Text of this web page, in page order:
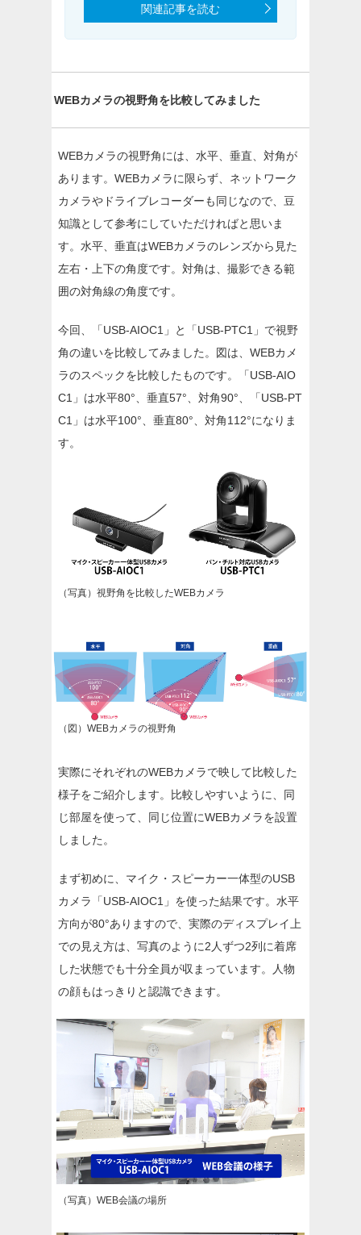
関連記事を読む
WEBカメラの視野角を比較してみました
WEBカメラの視野角には、水平、垂直、対角が
あります。WEBカメラに限らず、ネットワーク
カメラやドライブレコーダーも同じなので、豆
知識として参考にしていただければと思いま
す。水平、垂直はWEBカメラのレンズから見た
左右・上下の角度です。対角は、撮影できる範
囲の対角線の角度です。
今回、「USB-AIOC1」と「USB-PTC1」で視野
角の違いを比較してみました。図は、WEBカメ
ラのスペックを比較したものです。「USB-AIO
C1」は水平80°、垂直57°、対角90°、「USB-PT
C1」は水平100°、垂直80°、対角112°になりま
す。
（写真）視野角を比較したWEBカメラ
（図）WEBカメラの視野角
実際にそれぞれのWEBカメラで映して比較した
様子をご紹介します。比較しやすいように、同
じ部屋を使って、同じ位置にWEBカメラを設置
しました。
まず初めに、マイク・スピーカー一体型のUSB
カメラ「USB-AIOC1」を使った結果です。水平
方向が80°ありますので、実際のディスプレイ上
での見え方は、写真のように2人ずつ2列に着席
した状態でも十分全員が収まっています。人物
の顔もはっきりと認識できます。
（写真）WEB会議の場所